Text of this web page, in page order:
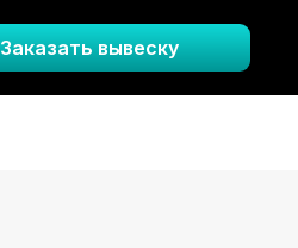
Заказать вывеску